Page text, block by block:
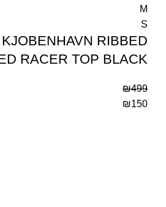
M
S
RIBBED
RACER TOP BLACK
₪499
₪150